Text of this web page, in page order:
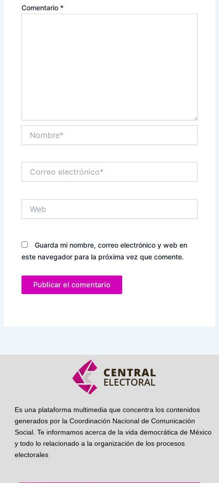
Comentario *
electrónico*
Guarda mi nombre, correo electrónico y web en
este navegador para la próxima vez que comente.
Es una plataforma multimedia que concentra los contenidos
generados por la Coordinación Nacional de Comunicación
Social. Te informamos acerca de la vida democrática de México
y todo lo relacionado a la organización de los procesos
electorales